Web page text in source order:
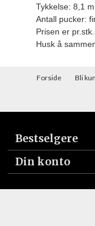
Tykkelse: 8,1
Antall pucker:
Prisen er pr.stk.
Husk å
Forside Bli
Bestselgere
Din konto